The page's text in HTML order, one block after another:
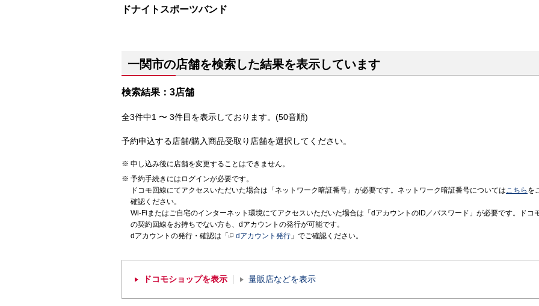
ドナイトスポーツバンド
一関市の店舗を検索した結果を表示しています
検索結果：3店舗
全3件中1 〜 3件目を表示しております。(50音順)
予約申込する店舗/購入商品受取り店舗を選択してください。
申し込み後に店舗を変更することはできません。
予約手続きにはログインが必要です。
ドコモ回線にてアクセスいただいた場合は「ネットワーク暗証番号」が必要です。ネットワーク暗証番号についてはこちら を
確認ください。
Wi-Fiまたはご自宅のインターネット環境にてアクセスいただいた場合は「dアカウントのID／パスワード」が必要です。ドコ
の契約回線をお持ちでない方も、dアカウントの発行が可能です。
dアカウントの発行・確認は「
dアカウント発行 」でご確認ください。
ドコモショップを表示 量販店などを表示